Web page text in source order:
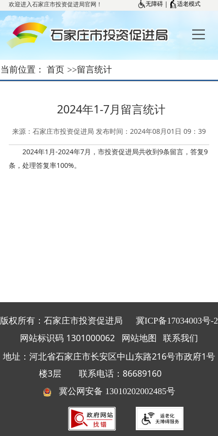
欢迎进入石家庄市投资促进局官网！ 无障碍| 适老模式
当前位置： 首页 >>留言统计
2024年1-7月留言统计
来源：石家庄市投资促进局 发布时间：2024年08月01日 09：39
2024年1月-2024年7月，市投资促进局共收到9条留言，答复9
条，处理答复率100%。
版权所有：石家庄市投资促进局 冀ICP备17034003号-2
网站标识码 1301000062 网站地图 联系我们
地址：河北省石家庄市长安区中山东路216号市政府1号
楼3层 联系电话：86689160
冀公网安备 13010202002485号